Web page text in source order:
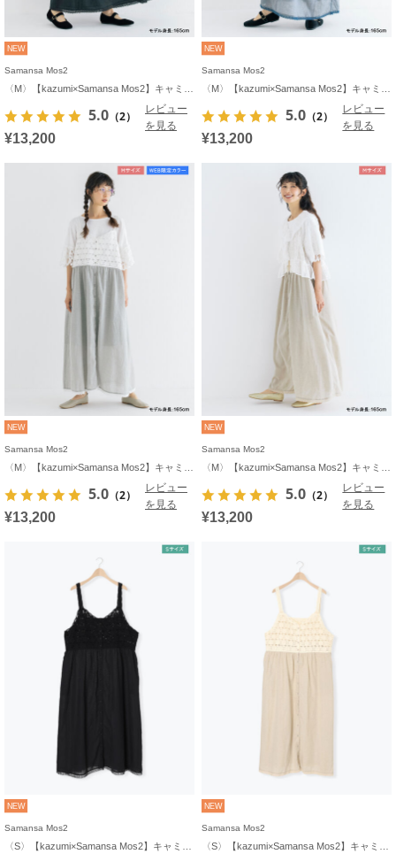
NEW
Samansa Mos2
5.0 （2）
レビュー
を見る
¥13,200
NEW
Samansa Mos2
5.0 （2）
レビュー
を見る
¥13,200
NEW
Samansa Mos2
5.0 （2）
レビュー
を見る
¥13,200
NEW
Samansa Mos2
5.0 （2）
レビュー
を見る
¥13,200
NEW
Samansa Mos2
NEW
Samansa Mos2